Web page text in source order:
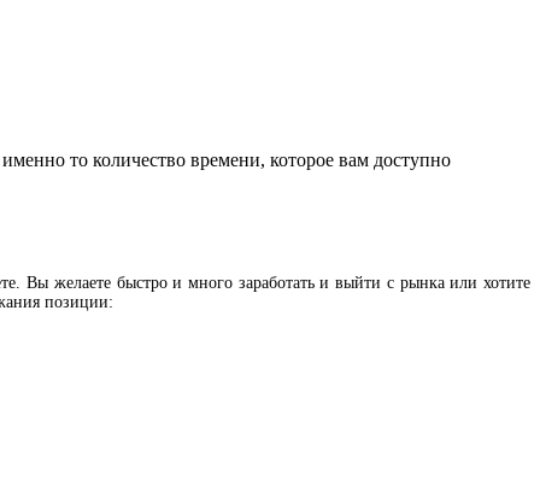
то количество времени, которое вам доступно
Вы желаете быстро и много заработать и выйти с рынка или хотите
позиции: